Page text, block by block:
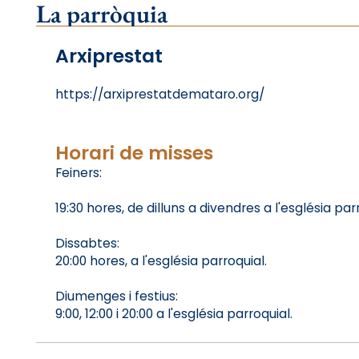
La parròquia
Arxiprestat
https://arxiprestatdemataro.org/
Horari de misses
Feiners:
19:30 hores, de dilluns a divendres a l'església
Dissabtes:
20:00 hores, a l'església parroquial.
Diumenges i festius:
9:00, 12:00 i 20:00 a l'església parroquial.